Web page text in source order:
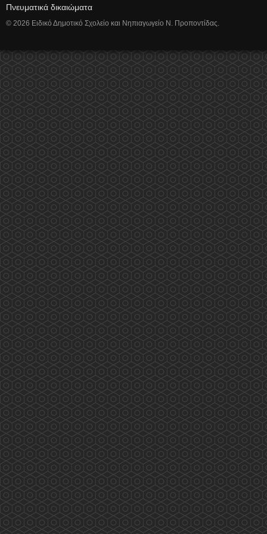
Πνευματικά δικαιώματα
© 2026 Ειδικό Δημοτικό Σχολείο και Νηπιαγωγείο Ν. Προποντίδας.